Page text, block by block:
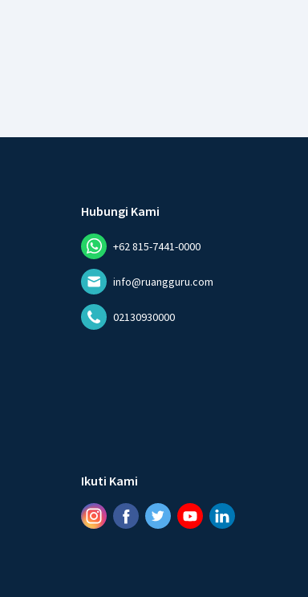
Hubungi Kami
+62 815-7441-0000
info@ruangguru.com
02130930000
Ikuti Kami